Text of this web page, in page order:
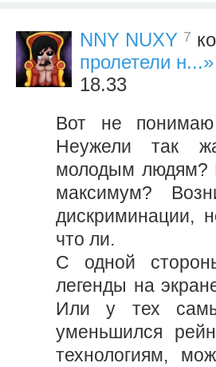
NNY NUXY 7
пролетели
18.33
Вот не
Неужели так
молодым людям?
максимум?
дискриминации,
что ли.
С одной
легенды на
Или у тех
уменьшился
технологиям,